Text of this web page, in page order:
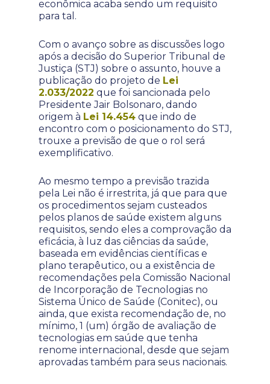
econômica acaba sendo um requisito
para tal.
Com o avanço sobre as discussões logo
após a decisão do Superior Tribunal de
Justiça (STJ) sobre o assunto, houve a
publicação do projeto de Lei
2.033/2022 que foi sancionada pelo
Presidente Jair Bolsonaro, dando
origem à Lei 14.454 que indo de
encontro com o posicionamento do STJ,
trouxe a previsão de que o rol será
exemplificativo.
Ao mesmo tempo a previsão trazida
pela Lei não é irrestrita, já que para que
os procedimentos sejam custeados
pelos planos de saúde existem alguns
requisitos, sendo eles a comprovação da
eficácia, à luz das ciências da saúde,
baseada em evidências científicas e
plano terapêutico, ou a existência de
recomendações pela Comissão Nacional
de Incorporação de Tecnologias no
Sistema Único de Saúde (Conitec), ou
ainda, que exista recomendação de, no
mínimo, 1 (um) órgão de avaliação de
tecnologias em saúde que tenha
renome internacional, desde que sejam
aprovadas também para seus nacionais.